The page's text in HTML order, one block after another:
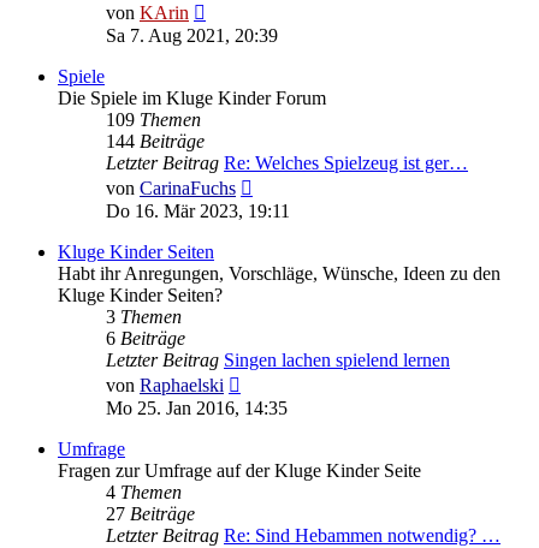
von KArin
Beitrag
Sa 7. Aug 2021, 20:39
Spiele
Die Spiele im Kluge Kinder Forum
109 Themen
144 Beiträge
Letzter Beitrag Re: Welches Spielzeug ist ger…
von CarinaFuchs
Beitrag
Do 16. Mär 2023, 19:11
Kluge Kinder Seiten
Habt ihr Anregungen, Vorschläge, Wünsche, Ideen zu den
Kluge Kinder Seiten?
3 Themen
6 Beiträge
Letzter Beitrag Singen lachen spielend lernen
von Raphaelski
Beitrag
Mo 25. Jan 2016, 14:35
Umfrage
Fragen zur Umfrage auf der Kluge Kinder Seite
4 Themen
27 Beiträge
Letzter Beitrag Re: Sind Hebammen notwendig? …